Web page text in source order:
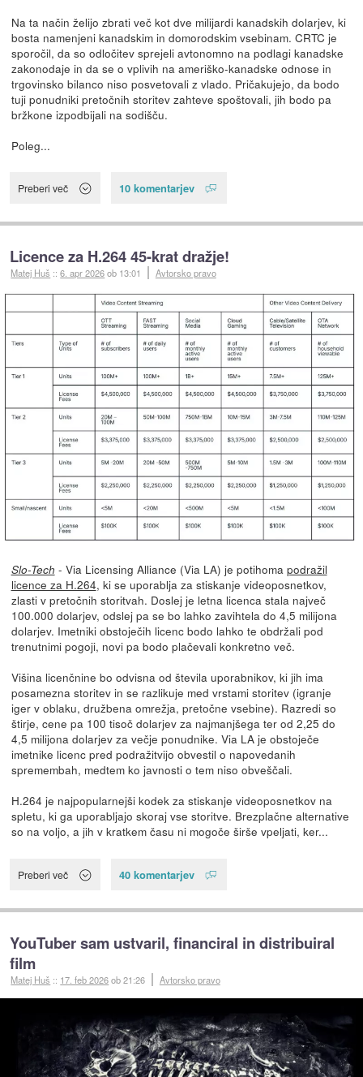
Na ta način želijo zbrati več kot dve milijardi kanadskih dolarjev, ki
bosta namenjeni kanadskim in domorodskim vsebinam. CRTC je
sporočil, da so odločitev sprejeli avtonomno na podlagi kanadske
zakonodaje in da se o vplivih na ameriško-kanadske odnose in
trgovinsko bilanco niso posvetovali z vlado. Pričakujejo, da bodo
tuji ponudniki pretočnih storitev zahteve spoštovali, jih bodo pa
bržkone izpodbijali na sodišču.
Poleg...
Preberi več 10 komentarjev
Licence za H.264 45-krat dražje!
Matej Huš ::6. apr 2026ob 13:01 Avtorsko pravo
Slo-Tech - Via Licensing Alliance (Via LA) je potihoma podražil
licence za H.264, ki se uporablja za stiskanje videoposnetkov,
zlasti v pretočnih storitvah. Doslej je letna licenca stala največ
100.000 dolarjev, odslej pa se bo lahko zavihtela do 4,5 milijona
dolarjev. Imetniki obstoječih licenc bodo lahko te obdržali pod
trenutnimi pogoji, novi pa bodo plačevali konkretno več.
Višina licenčnine bo odvisna od števila uporabnikov, ki jih ima
posamezna storitev in se razlikuje med vrstami storitev (igranje
iger v oblaku, družbena omrežja, pretočne vsebine). Razredi so
štirje, cene pa 100 tisoč dolarjev za najmanjšega ter od 2,25 do
4,5 milijona dolarjev za večje ponudnike. Via LA je obstoječe
imetnike licenc pred podražitvijo obvestil o napovedanih
spremembah, medtem ko javnosti o tem niso obveščali.
H.264 je najpopularnejši kodek za stiskanje videoposnetkov na
spletu, ki ga uporabljajo skoraj vse storitve. Brezplačne alternative
so na voljo, a jih v kratkem času ni mogoče širše vpeljati, ker...
Preberi več 40 komentarjev
YouTuber sam ustvaril, financiral in distribuiral
film
Matej Huš :: 17. feb 2026ob 21:26 Avtorsko pravo